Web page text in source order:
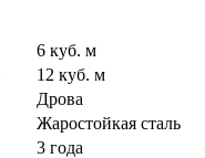
6 куб. м
12 куб. м
Дрова
Жаростойкая сталь
3 года